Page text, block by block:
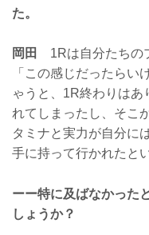
た。
岡田
1Rは自分たちの
「この感じだったらい
ゃうと、1R終わりはあ
れてしまったし、そこ
タミナと実力が自分に
手に持って行かれたと
ーー特に及ばなかった
しょうか？